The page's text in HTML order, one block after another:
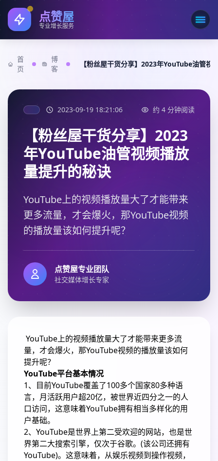
点赞屋
专业增长服务 打开
首
页
博
客
【粉丝屋干货分享】2023年YouTube油管视
2023-09-19 18:21:06 约 4 分钟阅读
【粉丝屋干货分享】2023
年YouTube油管视频播放
量提升的秘诀
YouTube上的视频播放量大了才能带来
更多流量，才会爆火，那YouTube视频
的播放量该如何提升呢？
点赞屋专业团队
社交媒体增长专家
YouTube上的视频播放量大了才能带来更多流
量，才会爆火，那YouTube视频的播放量该如何
提升呢？
YouTube平台基本情况
1、目前YouTube覆盖了100多个国家80多种语
言，月活跃用户超20亿，被世界近四分之一的人
口访问，这意味着YouTube拥有相当多样化的用
户基础。
2、YouTube是世界上第二受欢迎的网站，也是世
界第二大搜索引擎，仅次于谷歌。(该公司还拥有
YouTube)。这意味着，从娱乐视频到操作视频，